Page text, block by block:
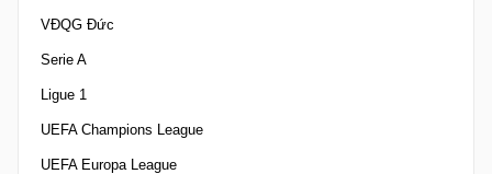
VĐQG Đức
Serie A
Ligue 1
UEFA Champions League
UEFA Europa League